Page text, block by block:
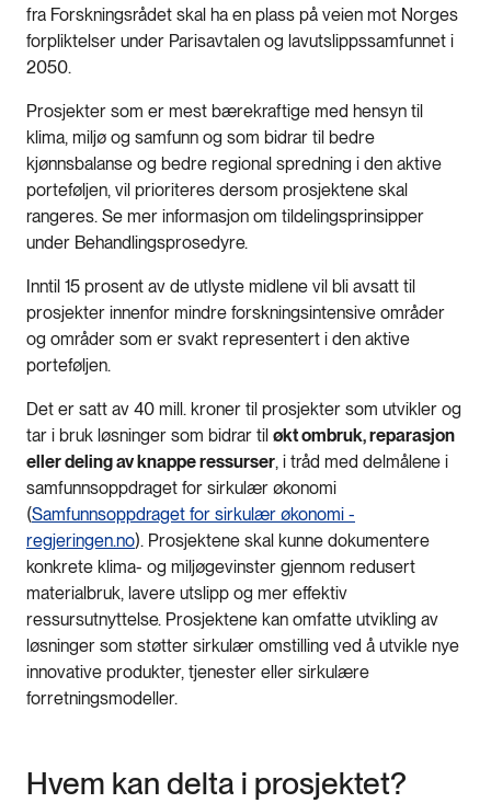
fra Forskningsrådet skal ha en plass på veien mot Norges
forpliktelser under Parisavtalen og lavutslippssamfunnet i
2050.
Prosjekter som er mest bærekraftige med hensyn til
klima, miljø og samfunn og som bidrar til bedre
kjønnsbalanse og bedre regional spredning i den aktive
porteføljen, vil prioriteres dersom prosjektene skal
rangeres. Se mer informasjon om tildelingsprinsipper
under Behandlingsprosedyre.
Inntil 15 prosent av de utlyste midlene vil bli avsatt til
prosjekter innenfor mindre forskningsintensive områder
og områder som er svakt representert i den aktive
porteføljen.
Det er satt av 40 mill. kroner til prosjekter som utvikler og
tar i bruk løsninger som bidrar til økt ombruk, reparasjon
eller deling av knappe ressurser, i tråd med delmålene i
samfunnsoppdraget for sirkulær økonomi
(Samfunnsoppdraget for sirkulær økonomi -
regjeringen.no). Prosjektene skal kunne dokumentere
konkrete klima- og miljøgevinster gjennom redusert
materialbruk, lavere utslipp og mer effektiv
ressursutnyttelse. Prosjektene kan omfatte utvikling av
løsninger som støtter sirkulær omstilling ved å utvikle nye
innovative produkter, tjenester eller sirkulære
forretningsmodeller.
Hvem kan delta i prosjektet?